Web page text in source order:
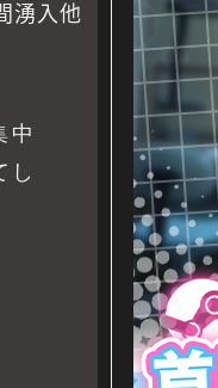
湧入他
中
し